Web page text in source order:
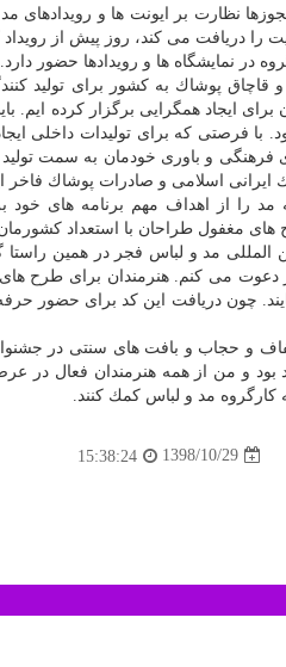
نظارت بر ایونت ها و رویدادهای
را دریافت می كند، روز پیش از
نمایشگاه ها و رویدادها حضور دارد.
پوشاك به كشور برای تولید
ایجاد همگرایی برگزار كرده ایم.
فرصتی كه برای تولیدات داخلی
فرهنگی و باوری خودمان به سمت
ایرانی اسلامی و صادرات پوشاك فاخر
مد را از اهداف مهم برنامه های
مغفول طراحان با استعداد
المللی مد و لباس فجر در همین راستا
می كنم. هنرمندان برای طرح های
چون دریافت این كد برای حضور
و حجاب و بافت های سنتی در
و من از همه هنرمندان فعال در
كارگروه مد و لباس كمك كنند.
1398/10/29
15:38:24